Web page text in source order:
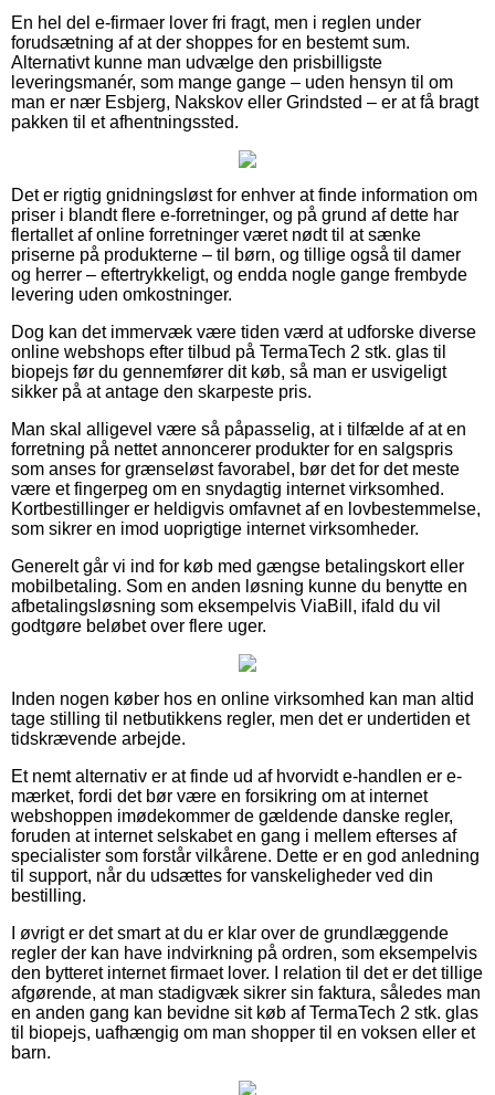
En hel del e-firmaer lover fri fragt, men i reglen under
forudsætning af at der shoppes for en bestemt sum.
Alternativt kunne man udvælge den prisbilligste
leveringsmanér, som mange gange – uden hensyn til om
man er nær Esbjerg, Nakskov eller Grindsted – er at få bragt
pakken til et afhentningssted.
Det er rigtig gnidningsløst for enhver at finde information om
priser i blandt flere e-forretninger, og på grund af dette har
flertallet af online forretninger været nødt til at sænke
priserne på produkterne – til børn, og tillige også til damer
og herrer – eftertrykkeligt, og endda nogle gange frembyde
levering uden omkostninger.
Dog kan det immervæk være tiden værd at udforske diverse
online webshops efter tilbud på TermaTech 2 stk. glas til
biopejs før du gennemfører dit køb, så man er usvigeligt
sikker på at antage den skarpeste pris.
Man skal alligevel være så påpasselig, at i tilfælde af at en
forretning på nettet annoncerer produkter for en salgspris
som anses for grænseløst favorabel, bør det for det meste
være et fingerpeg om en snydagtig internet virksomhed.
Kortbestillinger er heldigvis omfavnet af en lovbestemmelse,
som sikrer en imod uoprigtige internet virksomheder.
Generelt går vi ind for køb med gængse betalingskort eller
mobilbetaling. Som en anden løsning kunne du benytte en
afbetalingsløsning som eksempelvis ViaBill, ifald du vil
godtgøre beløbet over flere uger.
Inden nogen køber hos en online virksomhed kan man altid
tage stilling til netbutikkens regler, men det er undertiden et
tidskrævende arbejde.
Et nemt alternativ er at finde ud af hvorvidt e-handlen er e-
mærket, fordi det bør være en forsikring om at internet
webshoppen imødekommer de gældende danske regler,
foruden at internet selskabet en gang i mellem efterses af
specialister som forstår vilkårene. Dette er en god anledning
til support, når du udsættes for vanskeligheder ved din
bestilling.
I øvrigt er det smart at du er klar over de grundlæggende
regler der kan have indvirkning på ordren, som eksempelvis
den bytteret internet firmaet lover. I relation til det er det tillige
afgørende, at man stadigvæk sikrer sin faktura, således man
en anden gang kan bevidne sit køb af TermaTech 2 stk. glas
til biopejs, uafhængig om man shopper til en voksen eller et
barn.